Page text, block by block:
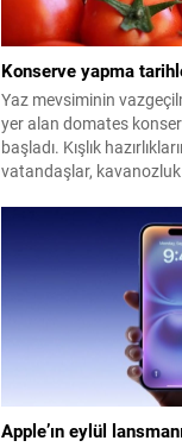
Konserve yapma
Yaz mevsiminin
yer alan domates
başladı. Kışlık
vatandaşlar,
olacağını araştırıyor.
yapılacak domates ne
Apple’ın eylül